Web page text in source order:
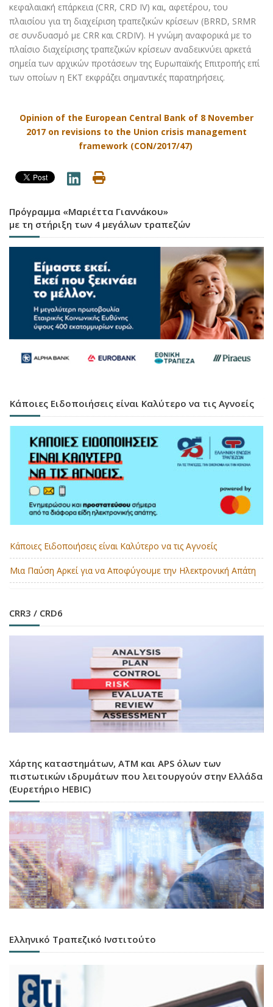
κεφαλαιακή επάρκεια (CRR, CRD IV) και, αφετέρου, του
πλαισίου για τη διαχείριση τραπεζικών κρίσεων (BRRD, SRMR
σε συνδυασμό με CRR και CRDIV). H γνώμη αναφορικά με το
πλαίσιο διαχείρισης τραπεζικών κρίσεων αναδεικνύει αρκετά
σημεία των αρχικών προτάσεων της Ευρωπαϊκής Επιτροπής επί
των οποίων η ΕΚΤ εκφράζει σημαντικές παρατηρήσεις.
Opinion of the European Central Bank of 8 November
2017 on revisions to the Union crisis management
framework (CON/2017/47)
Πρόγραμμα «Μαριέττα Γιαννάκου»
με τη στήριξη των 4 μεγάλων τραπεζών
Κάποιες Ειδοποιήσεις είναι Καλύτερο να τις Αγνοείς
Κάποιες Ειδοποιήσεις είναι Καλύτερο να τις Αγνοείς
Μια Παύση Αρκεί για να Αποφύγουμε την Ηλεκτρονική Απάτη
CRR3 / CRD6
Χάρτης καταστημάτων, ATM και APS όλων των
πιστωτικών ιδρυμάτων που λειτουργούν στην Ελλάδα
(Ευρετήριο HEBIC)
Ελληνικό Τραπεζικό Ινστιτούτο